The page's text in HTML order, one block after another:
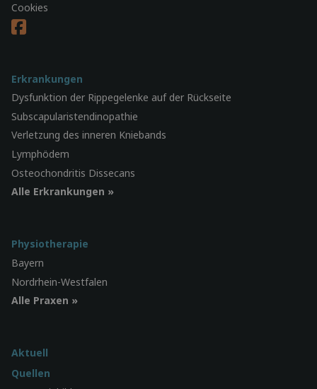
Cookies
Erkrankungen
Dysfunktion der Rippegelenke auf der Rückseite
Subscapularistendinopathie
Verletzung des inneren Kniebands
Lymphödem
Osteochondritis Dissecans
Alle Erkrankungen »
Physiotherapie
Bayern
Nordrhein-Westfalen
Alle Praxen »
Aktuell
Quellen